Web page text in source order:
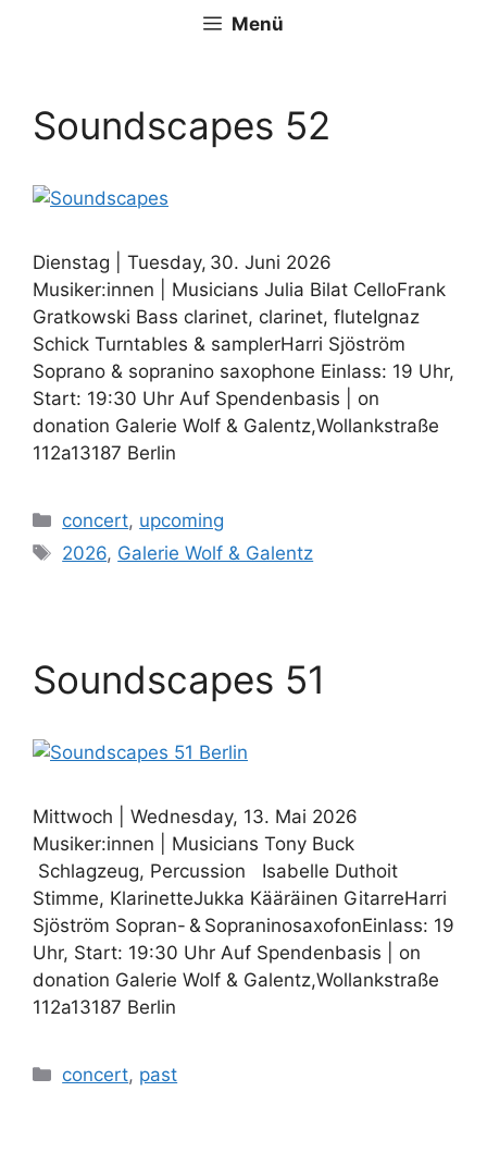
Menü
Soundscapes 52
Dienstag | Tuesday, 30. Juni 2026
Musiker:innen | Musicians Julia Bilat CelloFrank
Gratkowski Bass clarinet, clarinet, fluteIgnaz
Schick Turntables & samplerHarri Sjöström
Soprano & sopranino saxophone Einlass: 19 Uhr,
Start: 19:30 Uhr Auf Spendenbasis | on
donation Galerie Wolf & Galentz,Wollankstraße
112a13187 Berlin
Kategorien
concert, upcoming
Schlagwörter
2026, Galerie Wolf & Galentz
Soundscapes 51
Mittwoch | Wednesday, 13. Mai 2026
Musiker:innen | Musicians Tony Buck
Schlagzeug, Percussion Isabelle Duthoit
Stimme, KlarinetteJukka Kääräinen GitarreHarri
Sjöström Sopran- & SopraninosaxofonEinlass: 19
Uhr, Start: 19:30 Uhr Auf Spendenbasis | on
donation Galerie Wolf & Galentz,Wollankstraße
112a13187 Berlin
Kategorien
concert, past